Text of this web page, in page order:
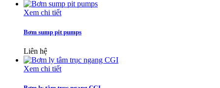
Xem chi tiết
Bơm sump pit pumps
Liên hệ
Xem chi tiết